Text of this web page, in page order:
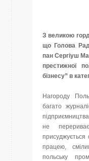
З великою
що Голова
пан Сергіуш
престижної
бізнесу” в
Нагороду
багато
не
присуджується
працею,
польську